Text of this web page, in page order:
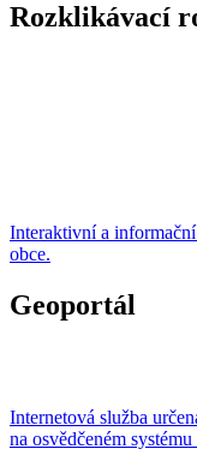
Rozklikávací
Interaktivní a
obce.
Geoportál
Internetová služba
na osvědčeném